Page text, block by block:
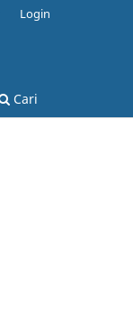
Cari
Login